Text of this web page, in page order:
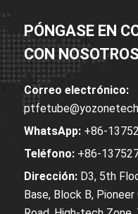
PÓNGASE EN
CON NOSOTROS
Correo electrónico:
WhatsApp:+86-
Teléfono:+86-
Dirección:D3, 5th
Base, Block B, Pioneer